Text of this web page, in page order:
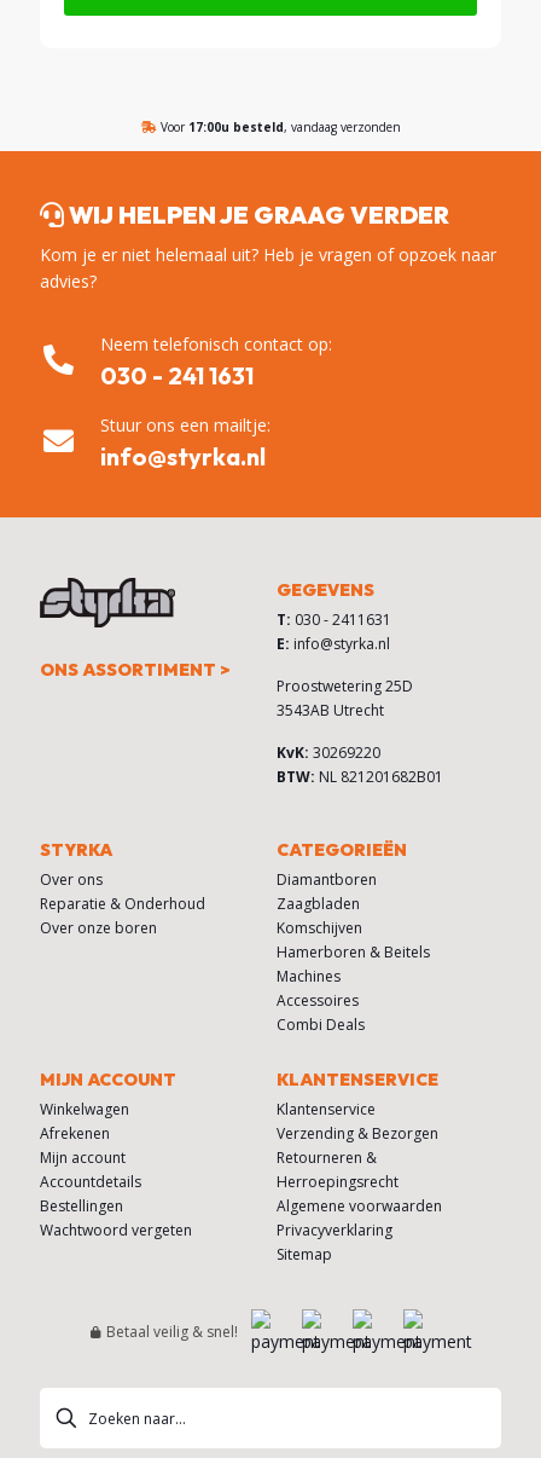
Voor 17:00u besteld, vandaag verzonden
WIJ HELPEN JE GRAAG VERDER
Kom je er niet helemaal uit? Heb je vragen of opzoek naar
advies?
Neem telefonisch contact op:
030 - 241 1631
Stuur ons een mailtje:
info@styrka.nl
ONS ASSORTIMENT >
GEGEVENS
T: 030 - 2411631
E: info@styrka.nl
Proostwetering 25D
3543AB Utrecht
KvK: 30269220
BTW: NL 821201682B01
STYRKA
Over ons
Reparatie & Onderhoud
Over onze boren
CATEGORIEËN
Diamantboren
Zaagbladen
Komschijven
Hamerboren & Beitels
Machines
Accessoires
Combi Deals
MIJN ACCOUNT
Winkelwagen
Afrekenen
Mijn account
Accountdetails
Bestellingen
Wachtwoord vergeten
KLANTENSERVICE
Klantenservice
Verzending & Bezorgen
Retourneren &
Herroepingsrecht
Algemene voorwaarden
Privacyverklaring
Sitemap
Betaal veilig & snel!